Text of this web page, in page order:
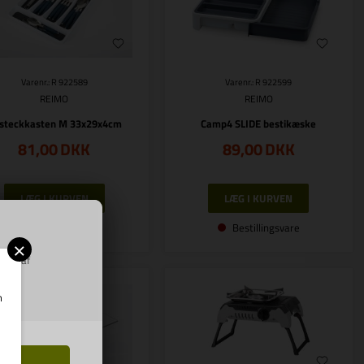
af
Varenr.: R 922589
REIMO
M 33x29x4cm
81,00DKK
Varenr.: R 922599
REIMO
Camp4 SLIDE bestikæske
89,00DKK
Bestillingsvare
×